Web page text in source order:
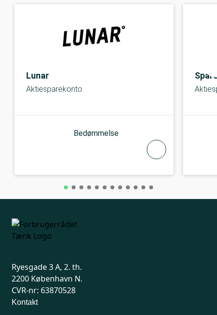
Lunar
Aktiesparekonto
Bedømmelse
Ryesgade 3 A, 2. th.
2200 København N.
CVR-nr: 63870528
Kontakt